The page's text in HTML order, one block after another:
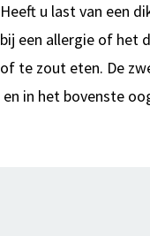
Heeft u last van een
bij een allergie of het
of te zout eten. De
en in het bovenste